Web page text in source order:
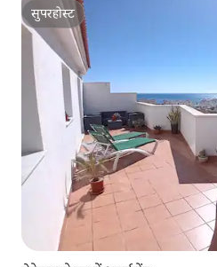
सुपरहोस्ट
सुपरहोस्ट